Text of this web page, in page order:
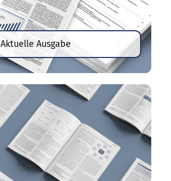
Aktuelle Ausgabe